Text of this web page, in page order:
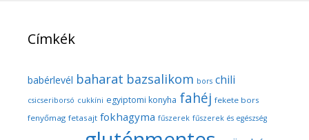
Címkék
babérlevél baharat bazsalikom bors chili
csicseriborsó cukkíni egyiptomi konyha fahéj fekete bors
fenyőmag fetasajt fokhagyma fűszerek fűszerek és egészség